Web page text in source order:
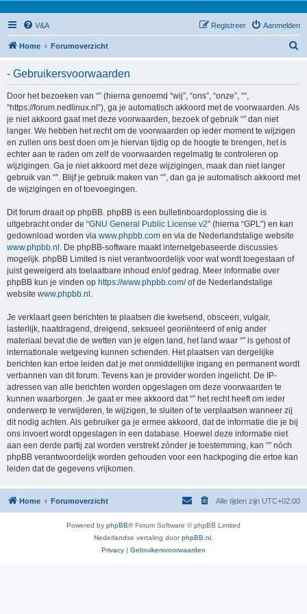
V&A Aanmelden
Registreer
Home Forumoverzicht
- Gebruikersvoorwaarden
Door het bezoeken van “” (hierna genoemd “wij”, “ons”, “onze”, “”,
“https://forum.nedlinux.nl”), ga je automatisch akkoord met de voorwaarden. Als
je niet akkoord gaat met deze voorwaarden, bezoek of gebruik “” dan niet
langer. We hebben het recht om de voorwaarden op ieder moment te wijzigen
en zullen ons best doen om je hiervan tijdig op de hoogte te brengen, het is
echter aan te raden om zelf de voorwaarden regelmatig te controleren op
wijzigingen. Ga je niet akkoord met deze wijzigingen, maak dan niet langer
gebruik van “”. Blijf je gebruik maken van “”, dan ga je automatisch akkoord met
de wijzigingen en of toevoegingen.
Dit forum draait op phpBB. phpBB is een bulletinboardoplossing die is
uitgebracht onder de “GNU General Public License v2” (hierna “GPL”) en kan
gedownload worden via www.phpbb.com en via de Nederlandstalige website
www.phpbb.nl . De phpBB-software maakt internetgebaseerde discussies
mogelijk. phpBB Limited is niet verantwoordelijk voor wat wordt toegestaan of
juist geweigerd als toelaatbare inhoud en/of gedrag. Meer informatie over
phpBB kun je vinden op https://www.phpbb.com/of de Nederlandstalige
website www.phpbb.nl .
Je verklaart geen berichten te plaatsen die kwetsend, obsceen, vulgair,
lasterlijk, haatdragend, dreigend, seksueel georiënteerd of enig ander
materiaal bevat die de wetten van je eigen land, het land waar “” is gehost of
internationale wetgeving kunnen schenden. Het plaatsen van dergelijke
berichten kan ertoe leiden dat je met onmiddellijke ingang en permanent wordt
verbannen van dit forum. Tevens kan je provider worden ingelicht. De IP-
adressen van alle berichten worden opgeslagen om deze voorwaarden te
kunnen waarborgen. Je gaat er mee akkoord dat “” het recht heeft om ieder
onderwerp te verwijderen, te wijzigen, te sluiten of te verplaatsen wanneer zij
dit nodig achten. Als gebruiker ga je ermee akkoord, dat de informatie die je bij
ons invoert wordt opgeslagen in een database. Hoewel deze informatie niet
aan een derde partij zal worden verstrekt zónder je toestemming, kan “” nóch
phpBB verantwoordelijk worden gehouden voor een hackpoging die ertoe kan
leiden dat de gegevens vrijkomen.
Home Forumoverzicht Alle tijden zijn UTC+02:00
Powered by phpBB® Forum Software © phpBB Limited
Nederlandse vertaling doorphpBB.nl
Privacy | Gebruikersvoorwaarden